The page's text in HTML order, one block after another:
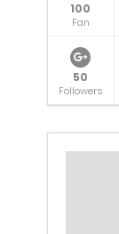
100
Fan
50
Followers